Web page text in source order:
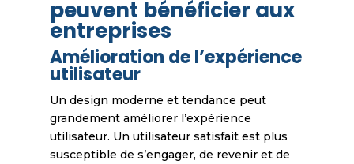
peuvent bénéficier aux
entreprises
Amélioration de l’expérience
utilisateur
Un design moderne et tendance peut
grandement améliorer l’expérience
utilisateur. Un utilisateur satisfait est plus
susceptible de s’engager, de revenir et de